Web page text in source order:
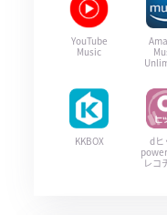
YouTube
Music
KKBOX
dヒ
レコ